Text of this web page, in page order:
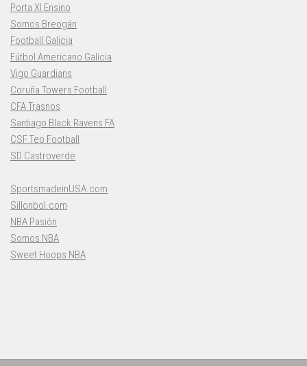
Porta XI Ensino
Somos Breogán
Football Galicia
Fútbol Americano Galicia
Vigo Guardians
Coruña Towers Football
CFA Trasnos
Santiago Black Ravens FA
CSF Teo Football
SD Castroverde
SportsmadeinUSA.com
Sillonbol.com
NBA Pasión
Somos NBA
Sweet Hoops NBA